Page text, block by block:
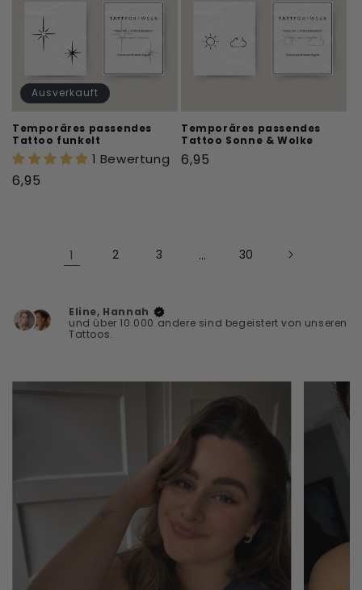
Ausverkauft
Temporäres passendes
Tattoo funkelt
1 Bewertung
Normaler
6,95
Temporäres passendes
Tattoo Sonne & Wolke
Normaler
6,95
1 2 3 … 30
Eline, Hannah
und über 10.000 andere sind begeistert von unseren
Tattoos.